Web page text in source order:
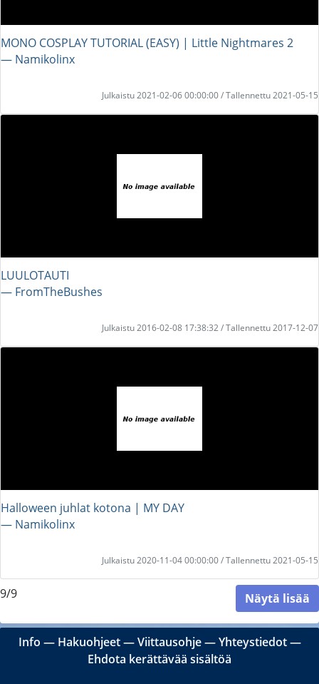
MONO COSPLAY TUTORIAL (EASY) | Little Nightmares 2
― Namikolinx
Julkaistu 2021-02-06 00:00:00 / Tallennettu 2021-05-15
LUULOTAUTI
― FromTheBushes
Julkaistu 2016-02-08 17:38:32 / Tallennettu 2017-12-07
Halloween juhlat kotona | MY DAY
― Namikolinx
Julkaistu 2020-11-04 00:00:00 / Tallennettu 2021-05-15
9/9 Näytä lisää
Info ― Hakuohjeet―Viittausohje―Yhteystiedot―
Ehdota kerättävää sisältöä